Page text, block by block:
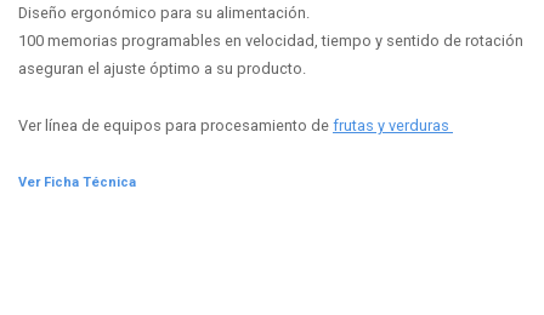
Diseño ergonómico para su alimentación.
100 memorias programables en velocidad, tiempo y sentido de rotación
aseguran el ajuste óptimo a su producto.
Ver línea de equipos para procesamiento de frutas y verduras
Ver Ficha Técnica